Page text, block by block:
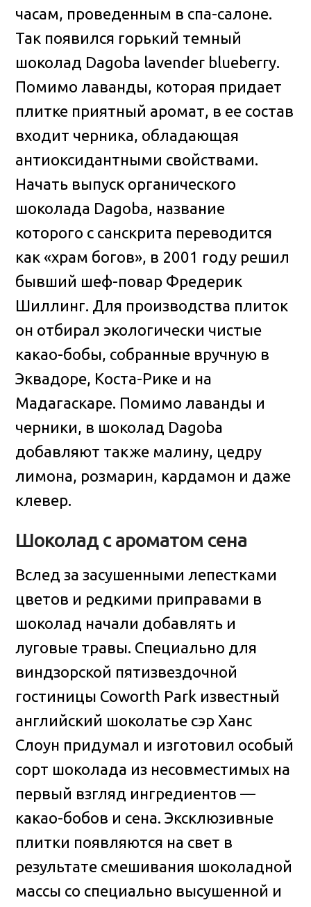
часам, проведенным в спа-салоне.
Так появился горький темный
шоколад Dagoba lavender blueberry.
Помимо лаванды, которая придает
плитке приятный аромат, в ее состав
входит черника, обладающая
антиоксидантными свойствами.
Начать выпуск органического
шоколада Dagoba, название
которого с санскрита переводится
как «храм богов», в 2001 году решил
бывший шеф-повар Фредерик
Шиллинг. Для производства плиток
он отбирал экологически чистые
какао-бобы, собранные вручную в
Эквадоре, Коста-Рике и на
Мадагаскаре. Помимо лаванды и
черники, в шоколад Dagoba
добавляют также малину, цедру
лимона, розмарин, кардамон и даже
клевер.
Шоколад с ароматом сена
Вслед за засушенными лепестками
цветов и редкими приправами в
шоколад начали добавлять и
луговые травы. Специально для
виндзорской пятизвездочной
гостиницы Coworth Park известный
английский шоколатье сэр Ханс
Слоун придумал и изготовил особый
сорт шоколада из несовместимых на
первый взгляд ингредиентов —
какао-бобов и сена. Эксклюзивные
плитки появляются на свет в
результате смешивания шоколадной
массы со специально высушенной и